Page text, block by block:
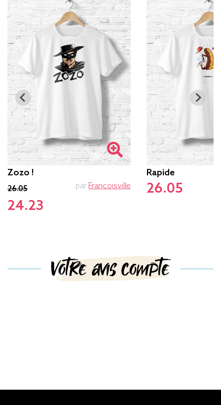
Zozo !
26.05
24.23
par Francoisville
Rapide
26.05
Votre avis compte